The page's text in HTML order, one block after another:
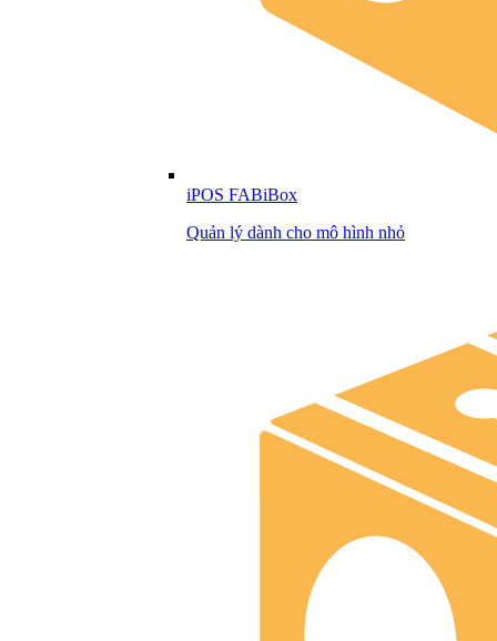
iPOS FABiBox
Quản lý dành cho mô hình nhỏ